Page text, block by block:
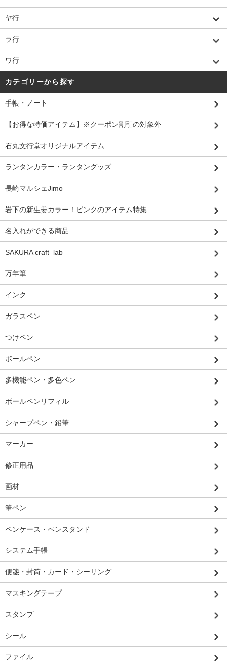
ヤ行
ラ行
ワ行
カテゴリーから探す
手帳・ノート
【お得な特価アイテム】※クーポン割引の対象外
石丸文行堂オリジナルアイテム
ランタンカラー・ランタングッズ
長崎マルシェJimo
岩下の新生姜カラー！ピンクのアイテム特集
名入れができる商品
SAKURA craft_lab
万年筆
インク
ガラスペン
つけペン
ボールペン
多機能ペン・多色ペン
ボールペンリフィル
シャープペン・鉛筆
マーカー
修正用品
画材
筆ペン
ペンケース・ペンスタンド
システム手帳
便箋・封筒・カード・シーリング
マスキングテープ
スタンプ
シール
ファイル